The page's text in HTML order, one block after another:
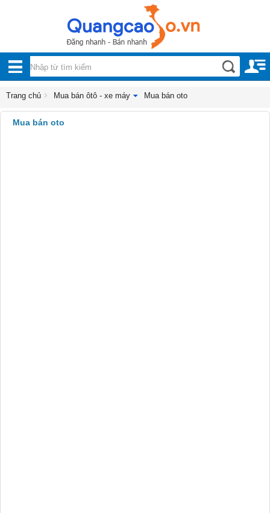
BỘ
DANH
MỤC
Nội, ngoại thất
Điện thoại, Viễn thông
Dịch vụ
Trang chủ Mua bán ôtô - xe máy Mua bán oto
Mua bán oto